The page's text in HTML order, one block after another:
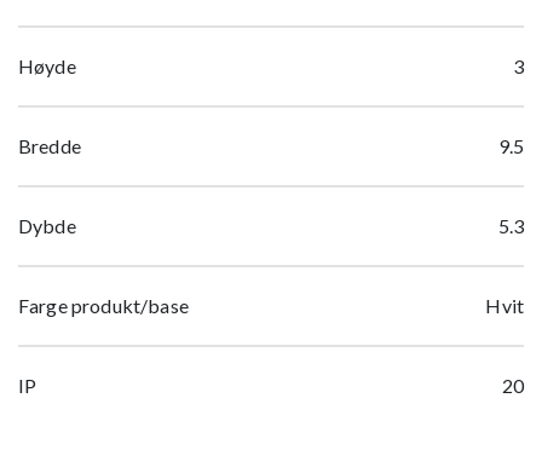
Høyde 3
Bredde 9.5
Dybde 5.3
Farge produkt/base Hvit
IP 20